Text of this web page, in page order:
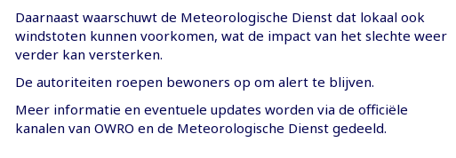
Daarnaast waarschuwt de Meteorologische Dienst dat lokaal ook
windstoten kunnen voorkomen, wat de impact van het slechte weer
verder kan versterken.
De autoriteiten roepen bewoners op om alert te blijven.
Meer informatie en eventuele updates worden via de officiële
kanalen van OWRO en de Meteorologische Dienst gedeeld.